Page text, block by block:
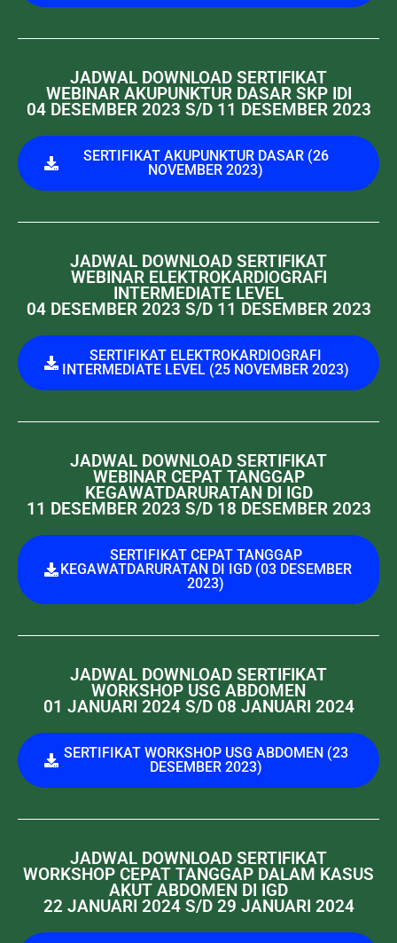
JADWAL DOWNLOAD SERTIFIKAT
WEBINAR AKUPUNKTUR DASAR SKP IDI
04 DESEMBER 2023 S/D 11 DESEMBER 2023
SERTIFIKAT AKUPUNKTUR DASAR (26
NOVEMBER 2023)
JADWAL DOWNLOAD SERTIFIKAT
WEBINAR ELEKTROKARDIOGRAFI
INTERMEDIATE LEVEL
04 DESEMBER 2023 S/D 11 DESEMBER 2023
SERTIFIKAT ELEKTROKARDIOGRAFI
INTERMEDIATE LEVEL (25 NOVEMBER 2023)
JADWAL DOWNLOAD SERTIFIKAT
WEBINAR CEPAT TANGGAP
KEGAWATDARURATAN DI IGD
11 DESEMBER 2023 S/D 18 DESEMBER 2023
SERTIFIKAT CEPAT TANGGAP
KEGAWATDARURATAN DI IGD (03 DESEMBER
2023)
JADWAL DOWNLOAD SERTIFIKAT
WORKSHOP USG ABDOMEN
01 JANUARI 2024 S/D 08 JANUARI 2024
SERTIFIKAT WORKSHOP USG ABDOMEN (23
DESEMBER 2023)
JADWAL DOWNLOAD SERTIFIKAT
WORKSHOP CEPAT TANGGAP DALAM KASUS
AKUT ABDOMEN DI IGD
22 JANUARI 2024 S/D 29 JANUARI 2024